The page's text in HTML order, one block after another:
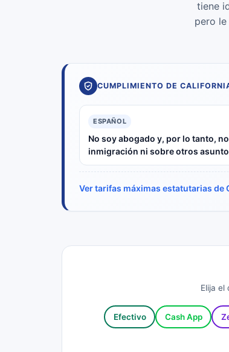
tiene
pero
CUMPLIMIENTO DE
ESPAÑOL
No soy abogado y, por lo tanto,
inmigración ni sobre otros
Ver tarifas máximas estatutarias de
Elija el
Efectivo Cash App